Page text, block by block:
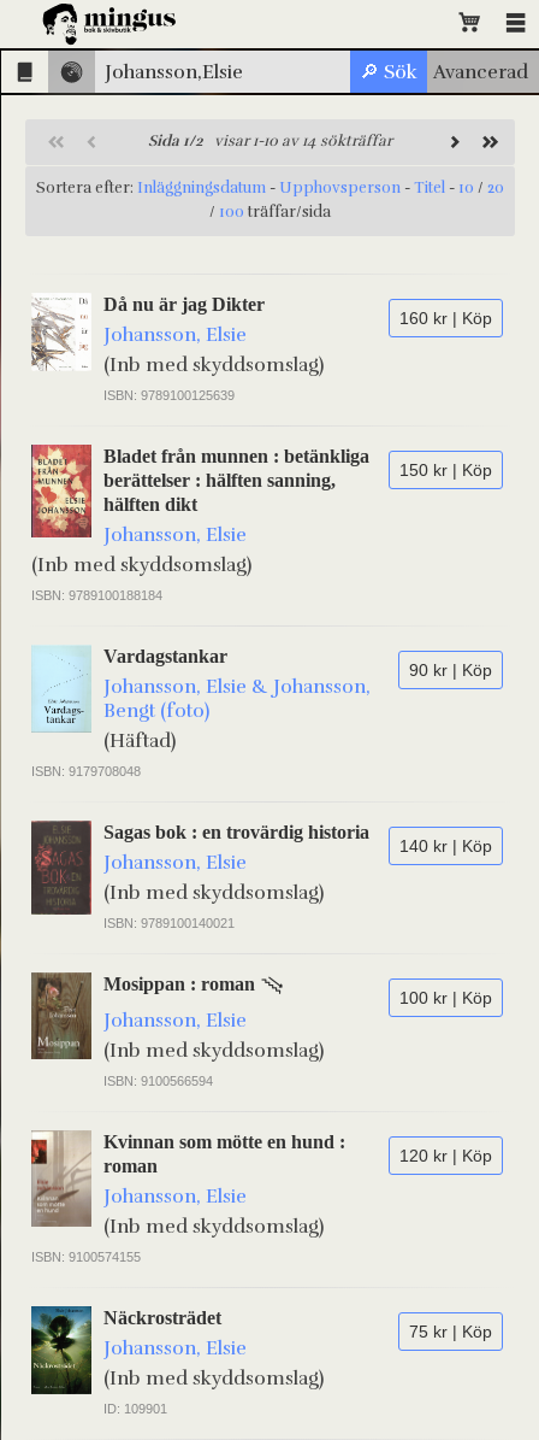
Sida 1/2 visar 1-10 av 14 sökträffar
Sortera efter: Inläggningsdatum - Upphovsperson -Titel - 10 / 20
/ 100 träffar/sida
160 kr | Köp
Då nu är jag Dikter
Johansson, Elsie
(Inb med skyddsomslag)
ISBN: 9789100125639
150 kr | Köp
Bladet från munnen : betänkliga
berättelser : hälften sanning,
hälften dikt
Johansson, Elsie
(Inb med skyddsomslag)
ISBN: 9789100188184
90 kr | Köp
Vardagstankar
Johansson, Elsie & Johansson,
Bengt (foto)
(Häftad)
ISBN: 9179708048
140 kr | Köp
Sagas bok : en trovärdig historia
Johansson, Elsie
(Inb med skyddsomslag)
ISBN: 9789100140021
100 kr | Köp
Mosippan : roman
Johansson, Elsie
(Inb med skyddsomslag)
ISBN: 9100566594
120 kr | Köp
Kvinnan som mötte en hund :
roman
Johansson, Elsie
(Inb med skyddsomslag)
ISBN: 9100574155
75 kr | Köp
Näckrosträdet
Johansson, Elsie
(Inb med skyddsomslag)
ID: 109901